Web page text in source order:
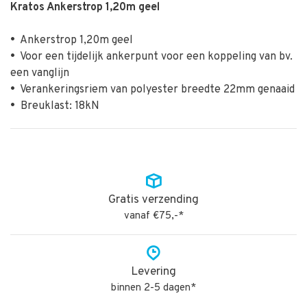
Kratos Ankerstrop 1,20m geel
• Ankerstrop 1,20m geel
• Voor een tijdelijk ankerpunt voor een koppeling van bv.
een vanglijn
• Verankeringsriem van polyester breedte 22mm genaaid
• Breuklast: 18kN
Gratis verzending
vanaf €75,-*
Levering
binnen 2-5 dagen*